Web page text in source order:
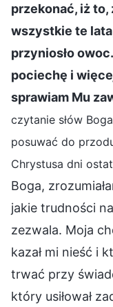
przekonać, iż to,
wszystkie te
przyniosło
pociechę i
sprawiam Mu
czytanie słów
posuwać do
Chrystusa dni
Boga,
jakie trudności
zezwala. Moja
kazał mi nieść i
trwać przy
który usiłował